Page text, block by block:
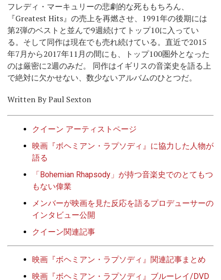
フレディ・マーキュリーの悲劇的な死ももちろん、
『Greatest Hits』の売上を再燃させ、1991年の後期には
第2弾のベストと並んで9週続けてトップ10に入ってい
る。そして同作は現在でも売れ続けている。直近で2015
年7月から2017年11月の間にも、トップ100圏外となった
のは厳密に2週のみだ。 同作はイギリスの音楽史を語る上
で絶対に欠かせない、数少ないアルバムのひとつだ。
Written By Paul Sexton
クイーン アーティストページ
映画『ボヘミアン・ラプソディ』に協力した人物が
語る
「Bohemian Rhapsody」が持つ音楽史でのとてもつ
もない偉業
メンバーが映画を見た反応を語るプロデューサーの
インタビュー公開
クイーン関連記事
映画『ボヘミアン・ラプソディ』関連記事まとめ
映画『ボヘミアン・ラプソディ』ブルーレイ/DVD